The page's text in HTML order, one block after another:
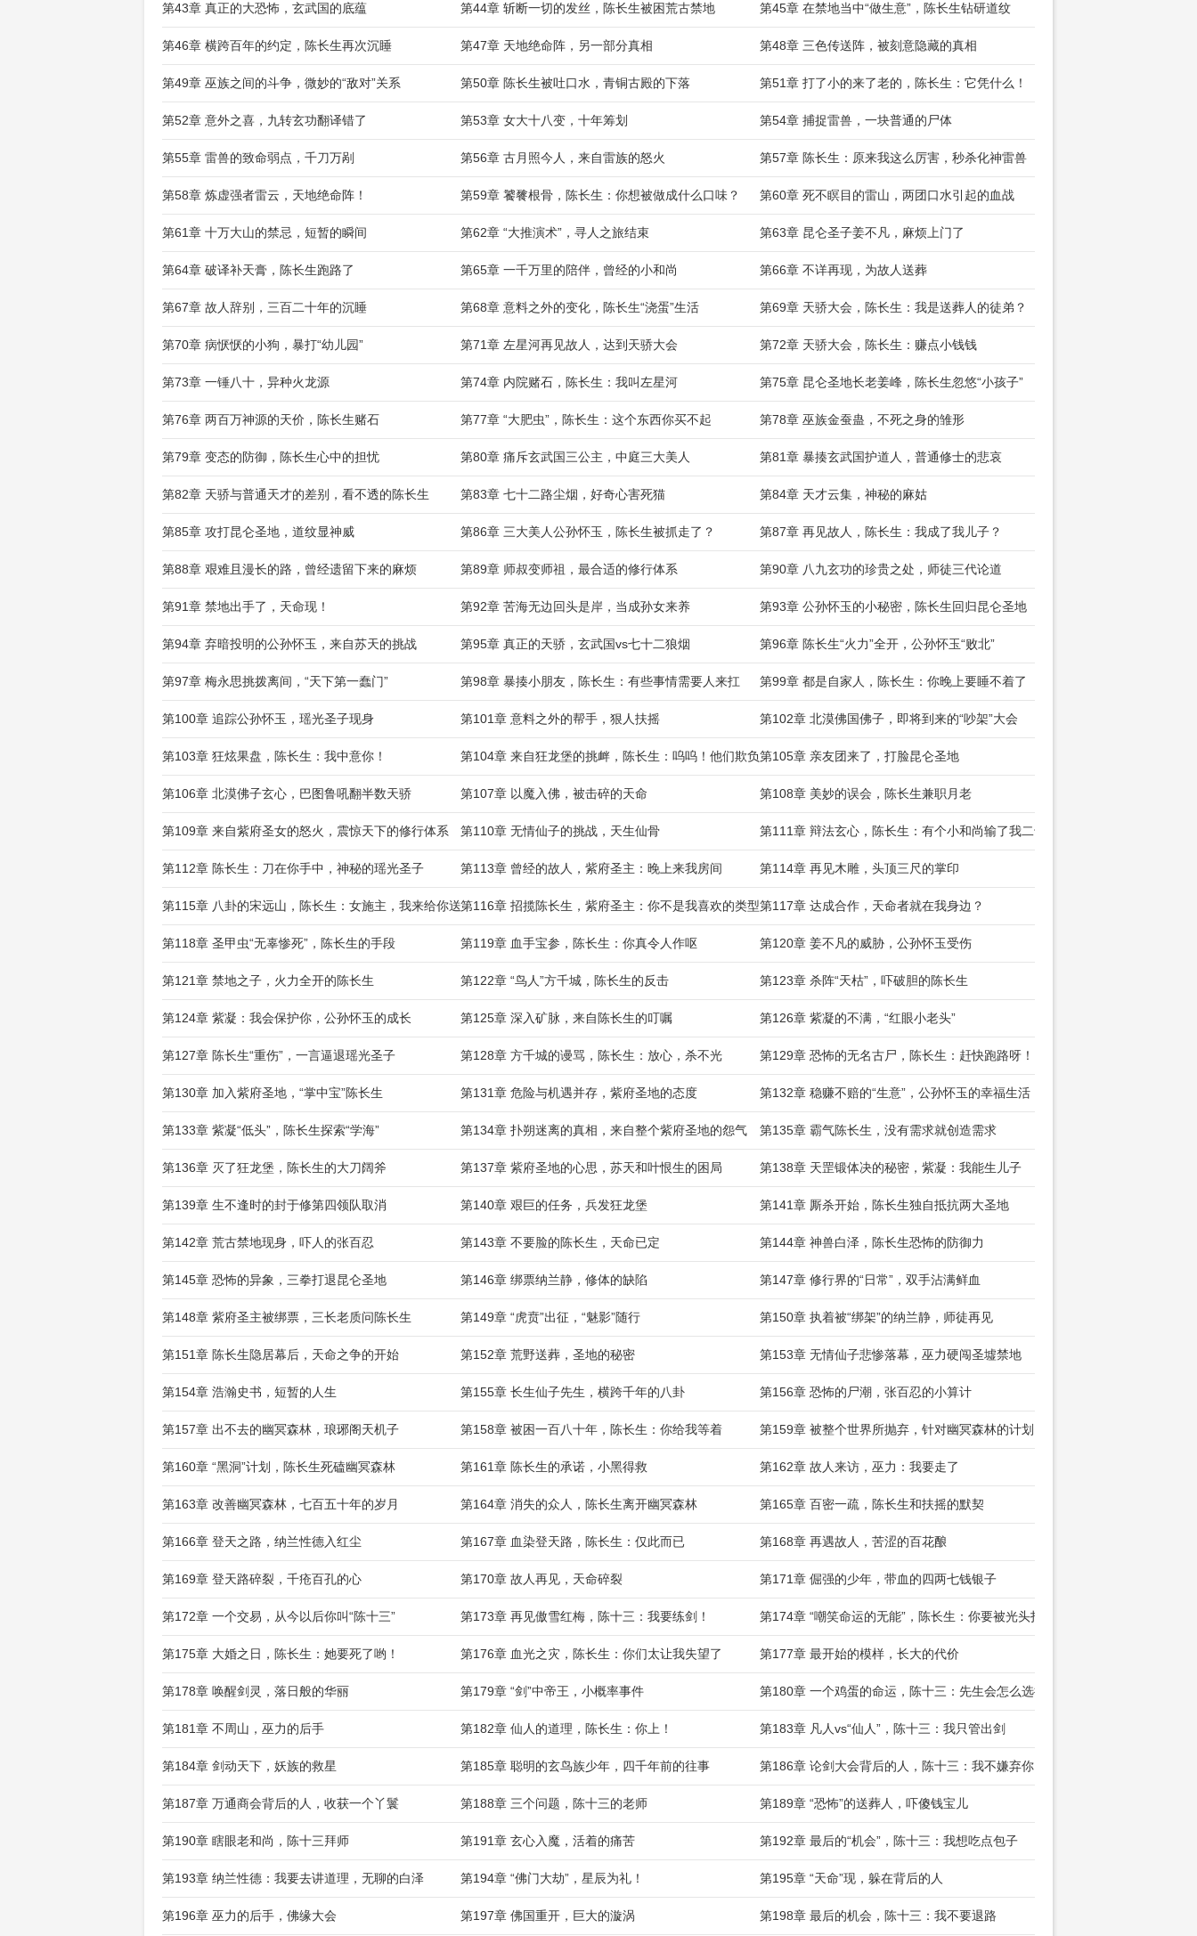
第43章 真正的大恐怖，玄武国的底蕴 第44章 斩断一切的发丝，陈长生被困荒古禁地 第45章 在禁地当中“做生意”，陈长生钻研道纹
第46章 横跨百年的约定，陈长生再次沉睡 第47章 天地绝命阵，另一部分真相 第48章 三色传送阵，被刻意隐藏的真相
第49章 巫族之间的斗争，微妙的“敌对”关系 第50章 陈长生被吐口水，青铜古殿的下落 第51章 打了小的来了老的，陈长生：它凭什么！
第52章 意外之喜，九转玄功翻译错了 第53章 女大十八变，十年筹划 第54章 捕捉雷兽，一块普通的尸体
第55章 雷兽的致命弱点，千刀万剐 第56章 古月照今人，来自雷族的怒火 第57章 陈长生：原来我这么厉害，秒杀化神雷兽
第58章 炼虚强者雷云，天地绝命阵！ 第59章 饕餮根骨，陈长生：你想被做成什么口味？ 第60章 死不瞑目的雷山，两团口水引起的血战
第61章 十万大山的禁忌，短暂的瞬间 第62章 “大推演术”，寻人之旅结束 第63章 昆仑圣子姜不凡，麻烦上门了
第64章 破译补天膏，陈长生跑路了 第65章 一千万里的陪伴，曾经的小和尚 第66章 不详再现，为故人送葬
第67章 故人辞别，三百二十年的沉睡 第68章 意料之外的变化，陈长生“浇蛋”生活 第69章 天骄大会，陈长生：我是送葬人的徒弟？
第70章 病恹恹的小狗，暴打“幼儿园” 第71章 左星河再见故人，达到天骄大会 第72章 天骄大会，陈长生：赚点小钱钱
第73章 一锤八十，异种火龙源 第74章 内院赌石，陈长生：我叫左星河 第75章 昆仑圣地长老姜峰，陈长生忽悠“小孩子”
第76章 两百万神源的天价，陈长生赌石 第77章 “大肥虫”，陈长生：这个东西你买不起 第78章 巫族金蚕蛊，不死之身的雏形
第79章 变态的防御，陈长生心中的担忧 第80章 痛斥玄武国三公主，中庭三大美人 第81章 暴揍玄武国护道人，普通修士的悲哀
第82章 天骄与普通天才的差别，看不透的陈长生 第83章 七十二路尘烟，好奇心害死猫 第84章 天才云集，神秘的麻姑
第85章 攻打昆仑圣地，道纹显神威 第86章 三大美人公孙怀玉，陈长生被抓走了？ 第87章 再见故人，陈长生：我成了我儿子？
第88章 艰难且漫长的路，曾经遗留下来的麻烦 第89章 师叔变师祖，最合适的修行体系 第90章 八九玄功的珍贵之处，师徒三代论道
第91章 禁地出手了，天命现！ 第92章 苦海无边回头是岸，当成孙女来养 第93章 公孙怀玉的小秘密，陈长生回归昆仑圣地
第94章 弃暗投明的公孙怀玉，来自苏天的挑战 第95章 真正的天骄，玄武国vs七十二狼烟 第96章 陈长生“火力”全开，公孙怀玉“败北”
第97章 梅永思挑拨离间，“天下第一蠢门” 第98章 暴揍小朋友，陈长生：有些事情需要人来扛 第99章 都是自家人，陈长生：你晚上要睡不着了
第100章 追踪公孙怀玉，瑶光圣子现身 第101章 意料之外的帮手，狠人扶摇 第102章 北漠佛国佛子，即将到来的“吵架”大会
第103章 狂炫果盘，陈长生：我中意你！ 第104章 来自狂龙堡的挑衅，陈长生：呜呜！他们欺负我第105章 亲友团来了，打脸昆仑圣地
第106章 北漠佛子玄心，巴图鲁吼翻半数天骄 第107章 以魔入佛，被击碎的天命 第108章 美妙的误会，陈长生兼职月老
第109章 来自紫府圣女的怒火，震惊天下的修行体系 第110章 无情仙子的挑战，天生仙骨 第111章 辩法玄心，陈长生：有个小和尚输了我二十年
第112章 陈长生：刀在你手中，神秘的瑶光圣子 第113章 曾经的故人，紫府圣主：晚上来我房间 第114章 再见木雕，头顶三尺的掌印
第115章 八卦的宋远山，陈长生：女施主，我来给你送茶了第116章 招揽陈长生，紫府圣主：你不是我喜欢的类型第117章 达成合作，天命者就在我身边？
第118章 圣甲虫“无辜惨死”，陈长生的手段 第119章 血手宝参，陈长生：你真令人作呕 第120章 姜不凡的威胁，公孙怀玉受伤
第121章 禁地之子，火力全开的陈长生 第122章 “鸟人”方千城，陈长生的反击 第123章 杀阵“天枯”，吓破胆的陈长生
第124章 紫凝：我会保护你，公孙怀玉的成长 第125章 深入矿脉，来自陈长生的叮嘱 第126章 紫凝的不满，“红眼小老头”
第127章 陈长生“重伤”，一言逼退瑶光圣子 第128章 方千城的谩骂，陈长生：放心，杀不光 第129章 恐怖的无名古尸，陈长生：赶快跑路呀！
第130章 加入紫府圣地，“掌中宝”陈长生 第131章 危险与机遇并存，紫府圣地的态度 第132章 稳赚不赔的“生意”，公孙怀玉的幸福生活
第133章 紫凝“低头”，陈长生探索“学海” 第134章 扑朔迷离的真相，来自整个紫府圣地的怨气 第135章 霸气陈长生，没有需求就创造需求
第136章 灭了狂龙堡，陈长生的大刀阔斧 第137章 紫府圣地的心思，苏天和叶恨生的困局 第138章 天罡锻体决的秘密，紫凝：我能生儿子
第139章 生不逢时的封于修第四领队取消 第140章 艰巨的任务，兵发狂龙堡 第141章 厮杀开始，陈长生独自抵抗两大圣地
第142章 荒古禁地现身，吓人的张百忍 第143章 不要脸的陈长生，天命已定 第144章 神兽白泽，陈长生恐怖的防御力
第145章 恐怖的异象，三拳打退昆仑圣地 第146章 绑票纳兰静，修体的缺陷 第147章 修行界的“日常”，双手沾满鲜血
第148章 紫府圣主被绑票，三长老质问陈长生 第149章 “虎贲”出征，“魅影”随行 第150章 执着被“绑架”的纳兰静，师徒再见
第151章 陈长生隐居幕后，天命之争的开始 第152章 荒野送葬，圣地的秘密 第153章 无情仙子悲惨落幕，巫力硬闯圣墟禁地
第154章 浩瀚史书，短暂的人生 第155章 长生仙子先生，横跨千年的八卦 第156章 恐怖的尸潮，张百忍的小算计
第157章 出不去的幽冥森林，琅琊阁天机子 第158章 被困一百八十年，陈长生：你给我等着 第159章 被整个世界所抛弃，针对幽冥森林的计划
第160章 “黑洞”计划，陈长生死磕幽冥森林 第161章 陈长生的承诺，小黑得救 第162章 故人来访，巫力：我要走了
第163章 改善幽冥森林，七百五十年的岁月 第164章 消失的众人，陈长生离开幽冥森林 第165章 百密一疏，陈长生和扶摇的默契
第166章 登天之路，纳兰性德入红尘 第167章 血染登天路，陈长生：仅此而已 第168章 再遇故人，苦涩的百花酿
第169章 登天路碎裂，千疮百孔的心 第170章 故人再见，天命碎裂 第171章 倔强的少年，带血的四两七钱银子
第172章 一个交易，从今以后你叫“陈十三” 第173章 再见傲雪红梅，陈十三：我要练剑！ 第174章 “嘲笑命运的无能”，陈长生：你要被光头打
第175章 大婚之日，陈长生：她要死了哟！ 第176章 血光之灾，陈长生：你们太让我失望了 第177章 最开始的模样，长大的代价
第178章 唤醒剑灵，落日般的华丽 第179章 “剑”中帝王，小概率事件 第180章 一个鸡蛋的命运，陈十三：先生会怎么选择？
第181章 不周山，巫力的后手 第182章 仙人的道理，陈长生：你上！ 第183章 凡人vs“仙人”，陈十三：我只管出剑
第184章 剑动天下，妖族的救星 第185章 聪明的玄鸟族少年，四千年前的往事 第186章 论剑大会背后的人，陈十三：我不嫌弃你
第187章 万通商会背后的人，收获一个丫鬟 第188章 三个问题，陈十三的老师 第189章 “恐怖”的送葬人，吓傻钱宝儿
第190章 瞎眼老和尚，陈十三拜师 第191章 玄心入魔，活着的痛苦 第192章 最后的“机会”，陈十三：我想吃点包子
第193章 纳兰性德：我要去讲道理，无聊的白泽 第194章 “佛门大劫”，星辰为礼！ 第195章 “天命”现，躲在背后的人
第196章 巫力的后手，佛缘大会 第197章 佛国重开，巨大的漩涡 第198章 最后的机会，陈十三：我不要退路